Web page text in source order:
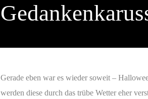
Gerade eben war es wieder soweit –
werden diese durch das trübe Wetter eher